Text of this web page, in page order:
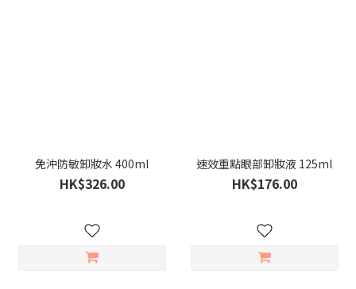
免沖防敏卸妝水 400ml
HK$326.00
速效重點眼部卸妝液 125ml
HK$176.00